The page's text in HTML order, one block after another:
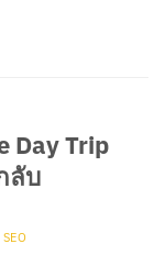
Day Trip
ลับ
SEO